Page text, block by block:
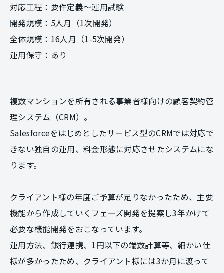
対応工程：要件定義～運用試験
開発規模：5人月（1次開発）
全体規模：16人月（1-5次開発）
運用保守：あり
複数マンションを所有される事業者様向けの顧客契約管
理システム（CRM）。
Salesforceをはじめとしたサービス型のCRMでは対応で
きない独自の運用、料金形態に対応させたシステムにな
ります。
クライアント様の年度ご予算が足りなかったため、主要
機能から作成していくフェーズ開発を提案し3年かけて
必要な機能開発をおこなっています。
運用方法、銀行連携、1円以下の端数計算等、細かい仕
様が多かったため、クライアント様には3か月に渡って